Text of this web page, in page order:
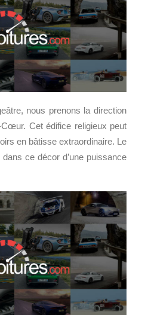
nous prenons la direction
Cet édifice religieux peut
en bâtisse extraordinaire. Le
ce décor d’une puissance